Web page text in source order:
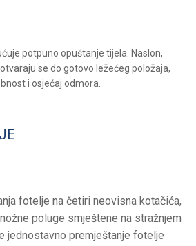
potpuno opuštanje tijela. Naslon,
se do gotovo ležećeg položaja,
i osjećaj odmora.
fotelje na četiri neovisna kotačića,
poluge smještene na stražnjem
jednostavno premještanje fotelje